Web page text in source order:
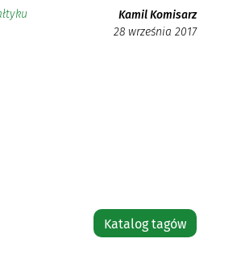
Kamil Komisarz
28 września 2017
Katalog tagów